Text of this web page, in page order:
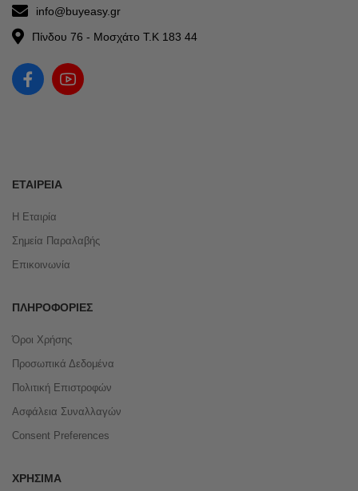
info@buyeasy.gr
Πίνδου 76 - Μοσχάτο Τ.Κ 183 44
ΕΤΑΙΡΕΊΑ
Η Εταιρία
Σημεία Παραλαβής
Επικοινωνία
ΠΛΗΡΟΦΟΡΊΕΣ
Όροι Χρήσης
Προσωπικά Δεδομένα
Πολιτική Επιστροφών
Ασφάλεια Συναλλαγών
Consent Preferences
ΧΡΉΣΙΜΑ